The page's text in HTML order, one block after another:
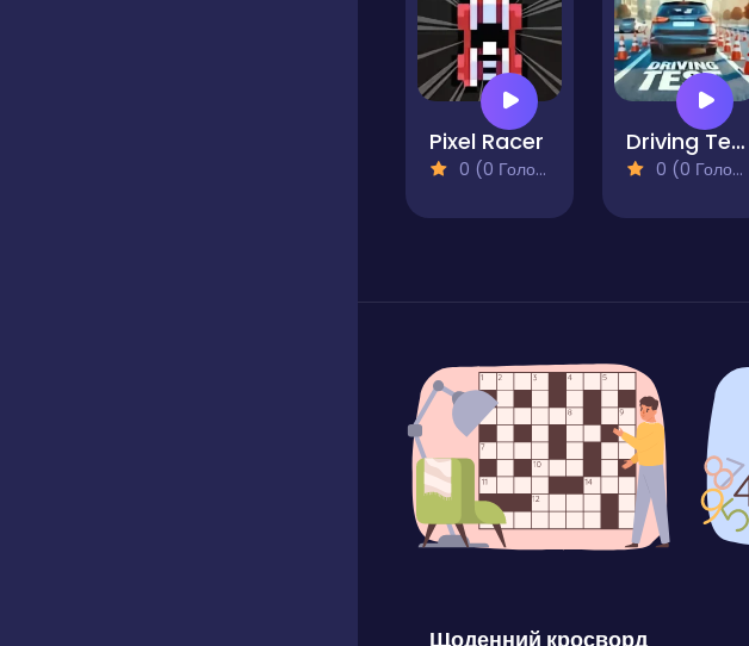
Pixel Racer
0 (0 Голосів)
Driving Test
0 (0 Голосів)
Щоденний кросворд